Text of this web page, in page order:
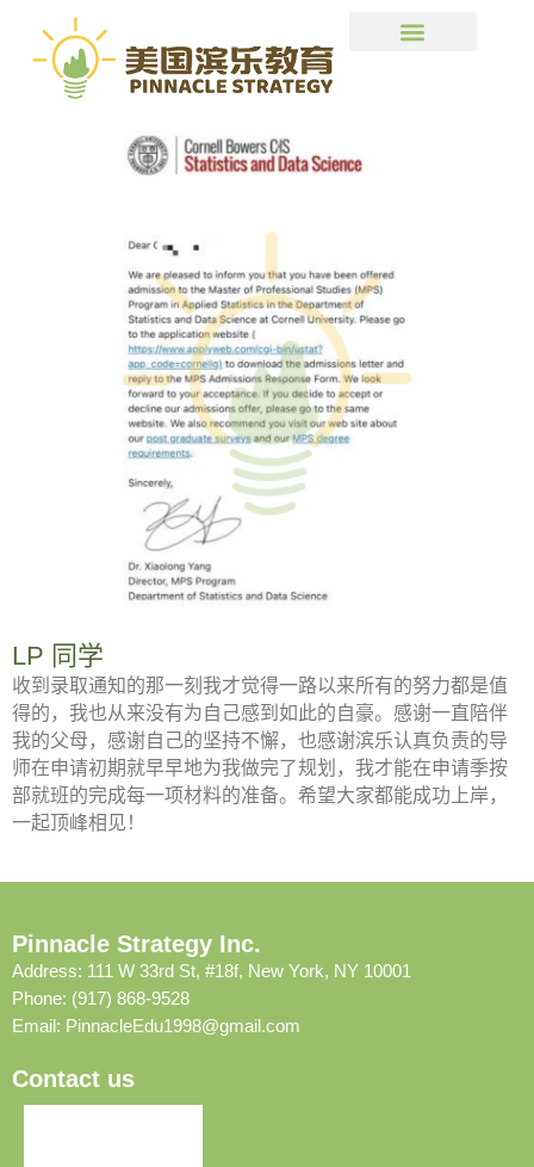
LP 同学
收到录取通知的那一刻我才觉得一路以来所有的努力都是值
得的，我也从来没有为自己感到如此的自豪。感谢一直陪伴
我的父母，感谢自己的坚持不懈，也感谢滨乐认真负责的导
师在申请初期就早早地为我做完了规划，我才能在申请季按
部就班的完成每一项材料的准备。希望大家都能成功上岸，
一起顶峰相见！
Pinnacle Strategy Inc.
Address: 111 W 33rd St, #18f, New York, NY 10001
Phone: (917) 868-9528
Email: PinnacleEdu1998@gmail.com
Contact us